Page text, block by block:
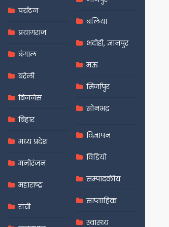
पर्यटन
प्रयागराज
बंगाल
बरेली
बिजनेस
बिहार
मध्य प्रदेश
मनोरंजन
महाराष्ट्र
रांची
बलिया
भदोही, ज्ञानपुर
मऊ
मिर्जापुर
सोनभद्र
विज्ञापन
विडियो
सम्पादकीय
साप्ताहिक
स्वास्थ्य